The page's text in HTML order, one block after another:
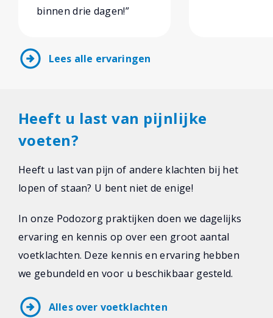
binnen drie dagen!”
arrow_circle_right Lees alle ervaringen
Heeft u last van pijnlijke
voeten?
Heeft u last van pijn of andere klachten bij het
lopen of staan? U bent niet de enige!
In onze Podozorg praktijken doen we dagelijks
ervaring en kennis op over een groot aantal
voetklachten. Deze kennis en ervaring hebben
we gebundeld en voor u beschikbaar gesteld.
arrow_circle_right Alles over voetklachten